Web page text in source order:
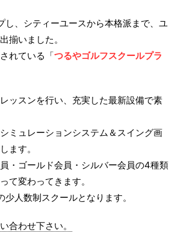
、シティーユースから本格派まで、ユ
揃いました。
れている「つるやゴルフスクールプラ
ッスンを行い、充実した最新設備で素
ミュレーションシステム＆スイング画
ます。
・ゴールド会員・シルバー会員の4種類
て変わってきます。
人数制スクールとなります。
合わせ下さい。